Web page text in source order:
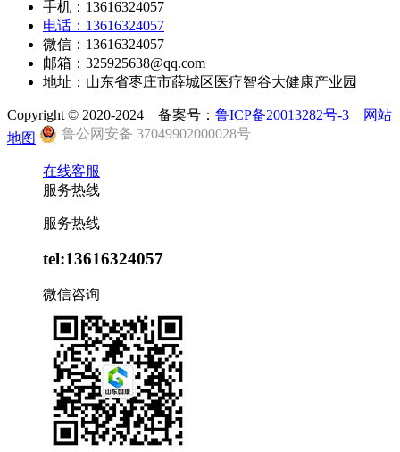
手机：13616324057
电话：13616324057
微信：13616324057
邮箱：325925638@qq.com
地址：山东省枣庄市薛城区医疗智谷大健康产业园
Copyright © 2020-2024 备案号： 鲁ICP备20013282号-3
网站
地图
鲁公网安备 37049902000028号
在线客服
服务热线
服务热线
tel:13616324057
微信咨询